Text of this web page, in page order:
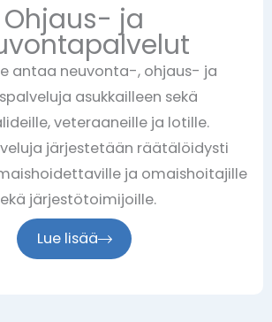
Ohjaus- ja
antaa neuvonta-, ohjaus- ja
asukkailleen sekä
veteraaneille ja lotille.
järjestetään räätälöidysti
ja omaishoitajille
järjestötoimijoille.
Lue lisää